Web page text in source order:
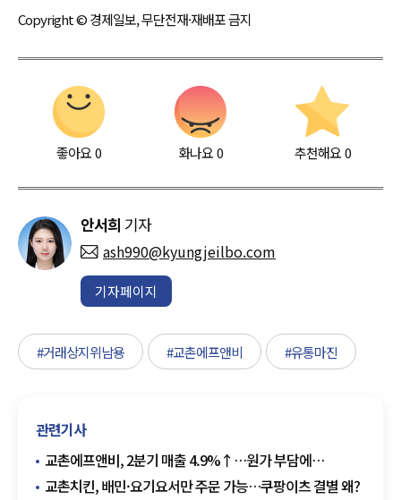
Copyright © 경제일보, 무단전재·재배포 금지
좋아요0 화나요0 추천해요 0
안서희 기자
ash990@kyungjeilbo.com
기자페이지
#거래상지위남용 #교촌에프앤비 #유통마진
관련기사
교촌에프앤비, 2분기 매출 4.9%↑…원가 부담에
영업이익은 15.7% 감소
교촌치킨, 배민·요기요서만 주문 가능…쿠팡이츠 결별 왜?